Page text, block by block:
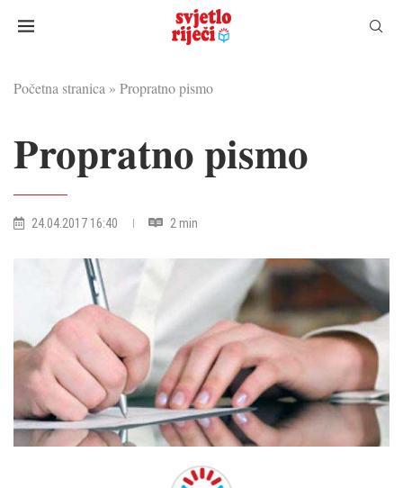
Početna stranica » Propratno pismo
Propratno pismo
24.04.2017 16:40 2 min